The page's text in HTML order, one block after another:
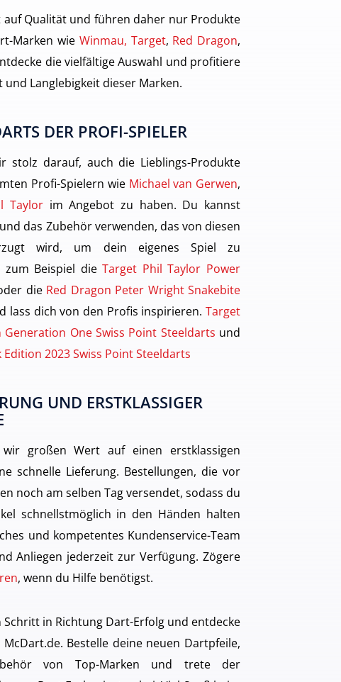
auf Qualität und führen daher nur Produkte
Marken wie Winmau, Target, Red Dragon,
die vielfältige Auswahl und profitiere
Langlebigkeit dieser Marken.
DER PROFI-SPIELER
stolz darauf, auch die Lieblings-Produkte
Profi-Spielern wie Michael van Gerwen,
Taylorim Angebot zu haben. Du kannst
das Zubehör verwenden, das von diesen
wird, um dein eigenes Spiel zu
zum Beispiel dieTarget Phil Taylor Power
die Red Dragon Peter Wright Snakebite
lass dich von den Profis inspirieren.Target
One Swiss Point Steeldarts und
Edition 2023 Swiss Point Steeldarts
UND ERSTKLASSIGER
großen Wert auf einen erstklassigen
schnelle Lieferung. Bestellungen, die vor
noch am selben Tag versendet, sodass du
schnellstmöglich in den Händen halten
und kompetentes Kundenservice-Team
Anliegen jederzeit zur Verfügung. Zögere
, wenn du Hilfe benötigst.
in Richtung Dart-Erfolg und entdecke
Bestelle deine neuen Dartpfeile,
von Top-Marken und trete der